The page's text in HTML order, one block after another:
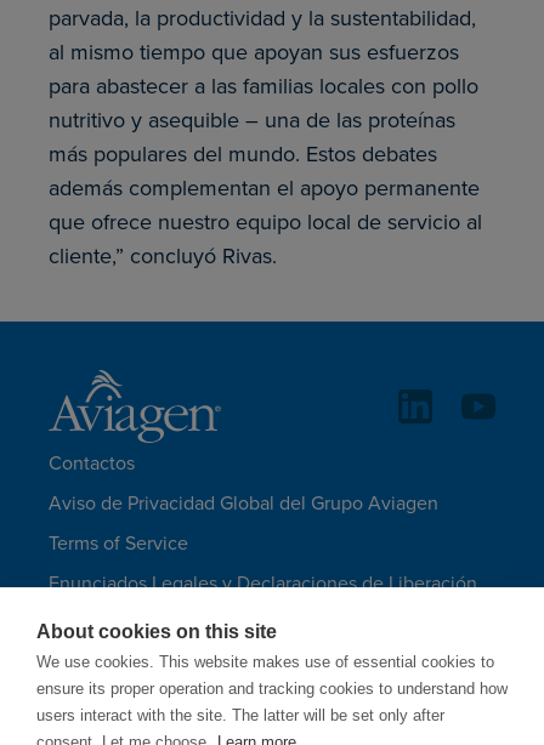
About cookies on this site
We use cookies. This website makes use of essential cookies to
ensure its proper operation and tracking cookies to understand how
users interact with the site. The latter will be set only after
parvada, la productividad y la sustentabilidad,
al mismo tiempo que apoyan sus esfuerzos
para abastecer a las familias locales con pollo
nutritivo y asequible – una de las proteínas
más populares del mundo. Estos debates
además complementan el apoyo permanente
que ofrece nuestro equipo local de servicio al
cliente,” concluyó Rivas.
Contactos
Aviso de Privacidad Global del Grupo Aviagen
Terms of Service
Enunciados Legales y Declaraciones de Liberación
Mapa del Sitio
IDIOMAS